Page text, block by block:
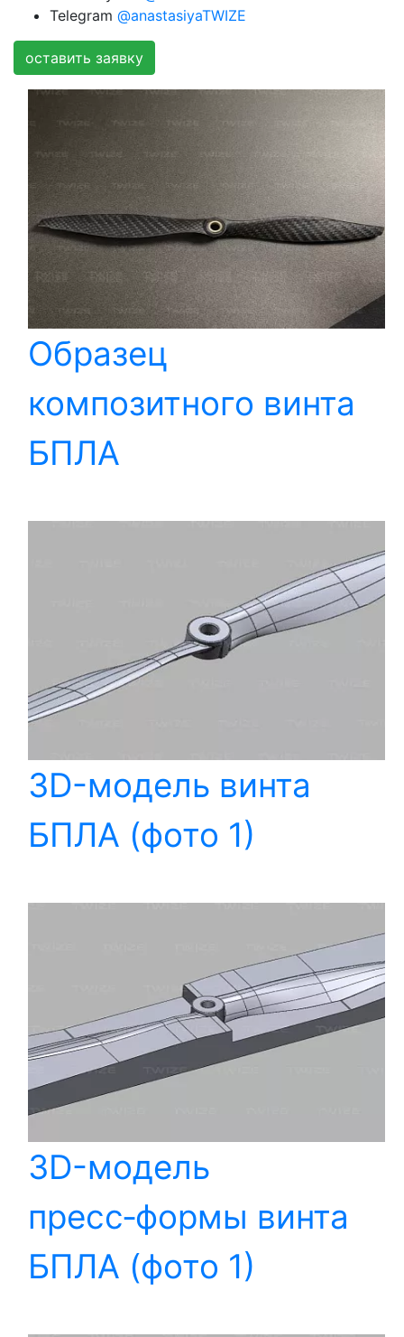
Telegram @anastasiyaTWIZE
оставить заявку
Образец
композитного винта
БПЛА
3D-модель винта
БПЛА (фото 1)
3D-модель
пресс‑формы винта
БПЛА (фото 1)